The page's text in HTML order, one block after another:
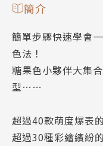
簡介
簡單步驟快速學會
色法！
糖果色小夥伴大集
型……
超過40款萌度爆表
超過30種彩繪繽紛